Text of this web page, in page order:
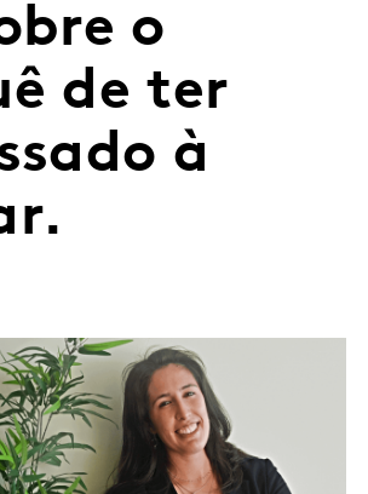
o
de ter
à